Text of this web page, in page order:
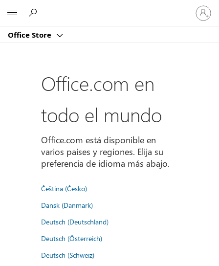
Office Store
Iniciar
sesión
en
cuenta
Office.com en
todo el mundo
Office.com está disponible en
varios países y regiones. Elija su
preferencia de idioma más abajo.
Čeština (Česko)
Dansk (Danmark)
Deutsch (Deutschland)
Deutsch (Österreich)
Deutsch (Schweiz)